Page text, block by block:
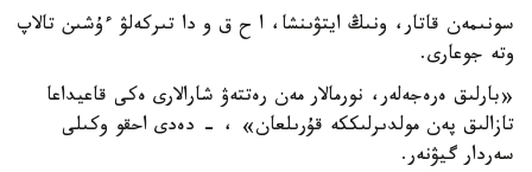
سونىمەن قاتار، ونىڭ ايتۋىنشا، ا ح ق و دا تىركەلۋ ءۇشىن تالاپ
وتە جوعارى.
«بارلىق ەرەجەلەر، نورمالار مەن رەتتەۋ شارالارى ەكى قاعيداعا
تازالىق پەن مولدىرلىككە قۇرىلعان» ، - دەدى احقو وكىلى
سەردار گيۋنەر.